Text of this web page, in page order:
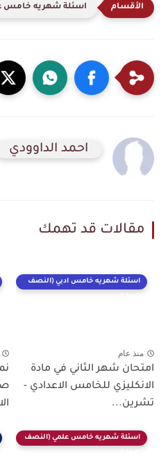
اسئلة شهريه خامس
احمد الداوودي
مقالات قد تهمك
اسئلة شهريه خامس ادبي (النصف
منذ عام
امتحان شهر الثاني في مادة
الانكليزي للخامس الاعدادي -
تشرين...
اسئلة شهريه خامس علمي (النصف